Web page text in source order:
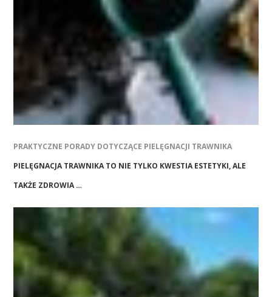
PRAKTYCZNE PORADY DOTYCZĄCE PIELĘGNACJI TRAWNIKA
PIELĘGNACJA TRAWNIKA TO NIE TYLKO KWESTIA ESTETYKI, ALE
TAKŻE ZDROWIA …